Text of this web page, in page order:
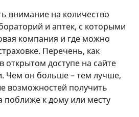
внимание на количество
и аптек, с которыми
компания и где можно
Перечень, как
открытом доступе на сайте
Чем он больше – тем лучше,
возможностей получить
поближе к дому или месту